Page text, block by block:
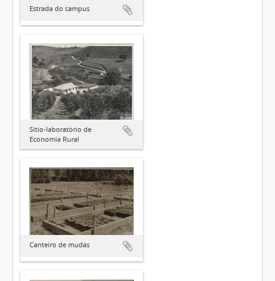
Estrada do campus
Sítio-laboratório de
Economia Rural
Canteiro de mudas